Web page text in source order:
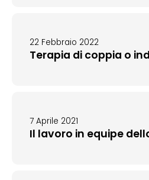
22 Febbraio 2022
Terapia di coppia o
7 Aprile 2021
Il lavoro in equipe